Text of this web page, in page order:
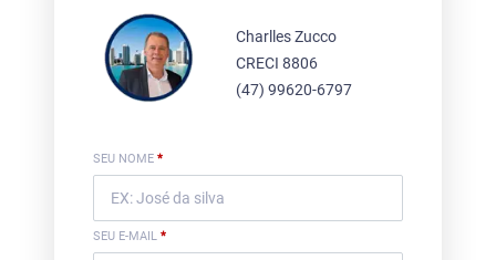
Charlles Zucco
CRECI 8806
(47) 99620-6797
SEU NOME *
SEU E-MAIL *